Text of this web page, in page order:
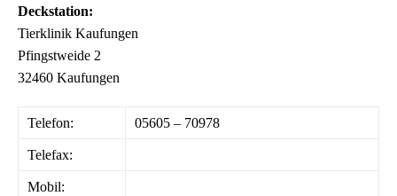
Deckstation:
Tierklinik Kaufungen
Pfingstweide 2
32460 Kaufungen
Telefon: 05605 – 70978
Telefax:
Mobil: